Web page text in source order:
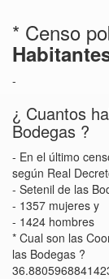
* Censo
-
¿ Cuantos
Bodegas ?
- En el último
según Real
- Setenil de las
- 1357 mujeres y
- 1424 hombres
* Cual son las
las Bodegas ?